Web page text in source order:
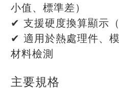
小值、標準差）
✔ 支援硬度換算顯示（
✔ 適用於熱處理件、
材料檢測
主要規格